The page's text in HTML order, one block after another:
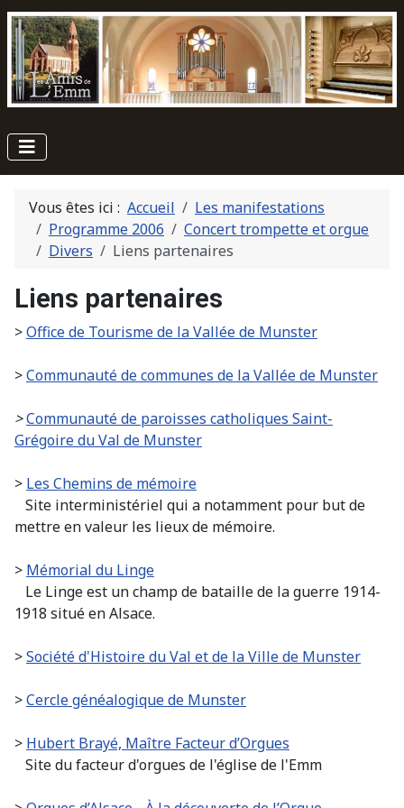
Vous êtes ici : Accueil
Les manifestations
Programme 2006
Concert trompette et orgue
Divers
Liens partenaires
Liens partenaires
>Office de Tourisme de la Vallée de Munster
>Communauté de communes de la Vallée de Munster
>Communauté de paroisses catholiques Saint-
Grégoire du Val de Munster
> Les Chemins de mémoire
Site interministériel qui a notamment pour but de
mettre en valeur les lieux de mémoire.
> Mémorial du Linge
Le Linge est un champ de bataille de la guerre 1914-
1918 situé en Alsace.
>Société d'Histoire du Val et de la Ville de Munster
>Cercle généalogique de Munster
> Hubert Brayé, Maître Facteur d’Orgues
Site du facteur d'orgues de l'église de l'Emm